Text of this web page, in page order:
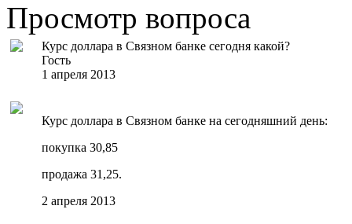
Просмотр вопроса
Курс доллара в Связном банке сегодня какой?
Гость
1 апреля 2013
Курс доллара в Связном банке на сегодняшний день:
покупка 30,85
продажа 31,25.
2 апреля 2013